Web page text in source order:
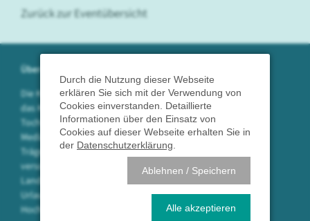
Zurück zur Eventübersicht
Über uns
Die Klinikum Hochrhein GmbH betreibt
das Krankenhaus in Waldshut sowie die
Tochtergesellschaften SpitalServe und
Medizin am Hochrhein in öffentlicher
Trägerschaft. Mit 750 Mitarbeitern
versorgen wir die Bevölkerung des
Landkreises Waldshut in der
Urlaubsregion
Hochrhein/Südschwarzwald.
Durch die Nutzung dieser Webseite
erklären Sie sich mit der Verwendung von
Cookies einverstanden. Detaillierte
Informationen über den Einsatz von
Cookies auf dieser Webseite erhalten Sie in
der Datenschutzerklärung
Ablehnen / Speichern
Alle akzeptieren